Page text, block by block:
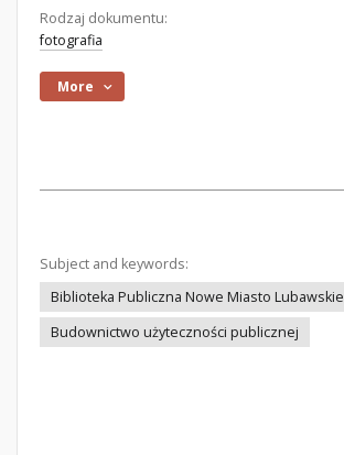
Rodzaj dokumentu:
fotografia
More
Subject and keywords:
Biblioteka Publiczna Nowe Miasto Lubawskie
Budownictwo użyteczności publicznej